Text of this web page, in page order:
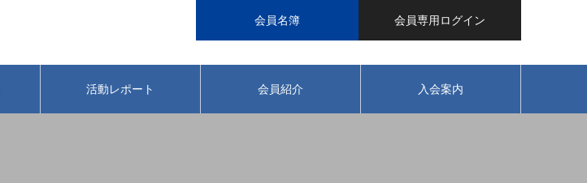
会員名簿 会員専用ログイン
活動レポート 会員紹介 入会案内